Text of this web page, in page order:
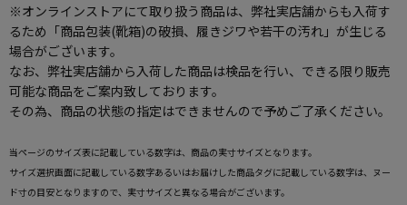
※オンラインストアにて取り扱う商品は、弊社実店舗からも入荷す
るため「商品包装(靴箱)の破損、履きジワや若干の汚れ」が生じる
場合がございます。
なお、弊社実店舗から入荷した商品は検品を行い、できる限り販売
可能な商品をご案内致しております。
その為、商品の状態の指定はできませんので予めご了承ください。
当ページのサイズ表に記載している数字は、商品の実寸サイズとなります。
サイズ選択画面に記載している数字あるいはお届けした商品タグに記載している数字は、ヌー
ド寸の目安となりますので、実寸サイズと異なる場合がございます。